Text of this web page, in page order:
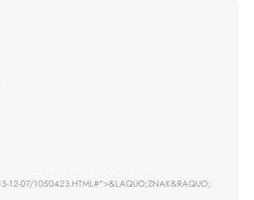
07/1050423.HTML#">&LAQUO;ZNAK&RAQUO;